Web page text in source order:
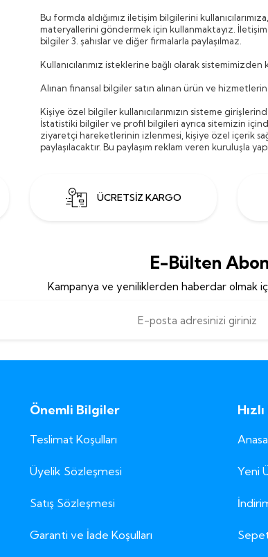
Bu formda aldığımız iletişim bilgilerini
materyallerini göndermek için kullanmaktayız. İletişim
bilgiler 3. şahıslar ve diğer firmalarla paylaşılmaz.
Kullanıcılarımız isteklerine bağlı olarak sistemimizden
Alınan finansal bilgiler satın alınan ürün ve
Kişiye özel bilgiler kullanıcılarımızın sisteme
İstatistiki bilgiler ve profil bilgileri ayrıca sitemizin
ziyaretçi hareketlerinin izlenmesi, kişiye özel içerik
paylaşılacaktır. Bu paylaşım reklam veren kuruluşla
ÜCRETSİZ KARGO
E-Bülten
Kampanya ve yeniliklerden haberdar olmak
Önemli Bilgiler
Teslimat Koşulları
Üyelik Sözleşmesi
Satış Sözleşmesi
Garanti ve İade Koşulları
Yeni